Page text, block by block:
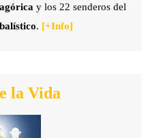
y los22 senderos del
. [+Info]
la Vida